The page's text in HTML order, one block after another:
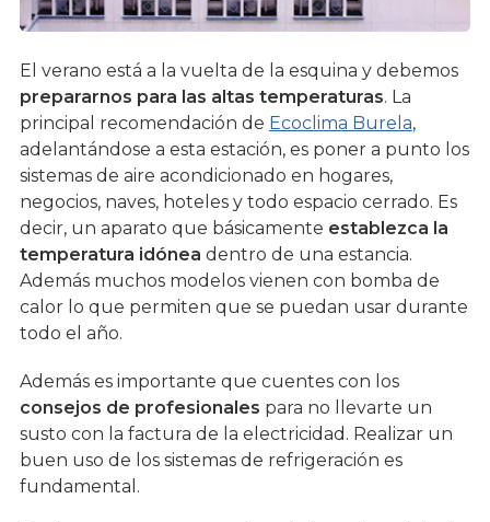
El verano está a la vuelta de la esquina y debemos
prepararnos para las altas temperaturas. La
principal recomendación de Ecoclima Burela,
adelantándose a esta estación, es poner a punto los
sistemas de aire acondicionado en hogares,
negocios, naves, hoteles y todo espacio cerrado. Es
decir, un aparato que básicamente establezca la
temperatura idónea dentro de una estancia.
Además muchos modelos vienen con bomba de
calor lo que permiten que se puedan usar durante
todo el año.
Además es importante que cuentes con los
consejos de profesionales para no llevarte un
susto con la factura de la electricidad. Realizar un
buen uso de los sistemas de refrigeración es
fundamental.